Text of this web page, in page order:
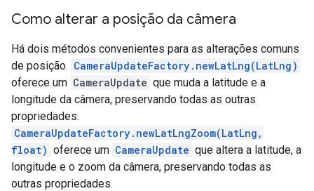
Como alterar a posição da câmera
Há dois métodos convenientes para as alterações comuns
de posição. CameraUpdateFactory.newLatLng(LatLng)
oferece um CameraUpdate que muda a latitude e a
longitude da câmera, preservando todas as outras
propriedades.
CameraUpdateFactory.newLatLngZoom(LatLng,
float) oferece um CameraUpdate que altera a latitude, a
longitude e o zoom da câmera, preservando todas as
outras propriedades.